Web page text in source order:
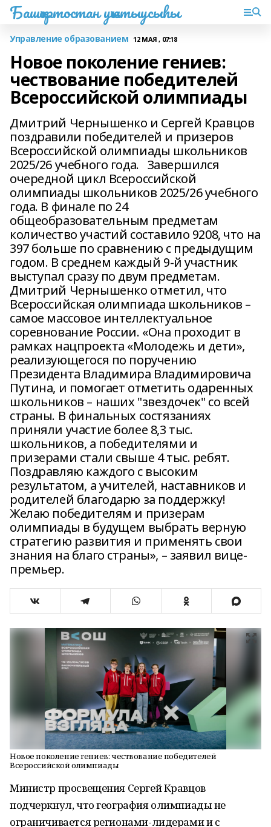
Башҡортостан уҡытыусыһы
Управление образованием 12 МАЯ , 07:18
Новое поколение гениев:
чествование победителей
Всероссийской олимпиады
Дмитрий Чернышенко и Сергей Кравцов
поздравили победителей и призеров
Всероссийской олимпиады школьников
2025/26 учебного года. Завершился
очередной цикл Всероссийской
олимпиады школьников 2025/26 учебного
года. В финале по 24
общеобразовательным предметам
количество участий составило 9208, что на
397 больше по сравнению с предыдущим
годом. В среднем каждый 9-й участник
выступал сразу по двум предметам.
Дмитрий Чернышенко отметил, что
Всероссийская олимпиада школьников –
самое массовое интеллектуальное
соревнование России. «Она проходит в
рамках нацпроекта «Молодежь и дети»,
реализующегося по поручению
Президента Владимира Владимировича
Путина, и помогает отметить одаренных
школьников – наших "звездочек" со всей
страны. В финальных состязаниях
приняли участие более 8,3 тыс.
школьников, а победителями и
призерами стали свыше 4 тыс. ребят.
Поздравляю каждого с высоким
результатом, а учителей, наставников и
родителей благодарю за поддержку!
Желаю победителям и призерам
олимпиады в будущем выбрать верную
стратегию развития и применять свои
знания на благо страны», – заявил вице-
премьер.
Новое поколение гениев: чествование победителей
Всероссийской олимпиады
Министр просвещения Сергей Кравцов
подчеркнул, что география олимпиады не
ограничивается регионами-лидерами и с